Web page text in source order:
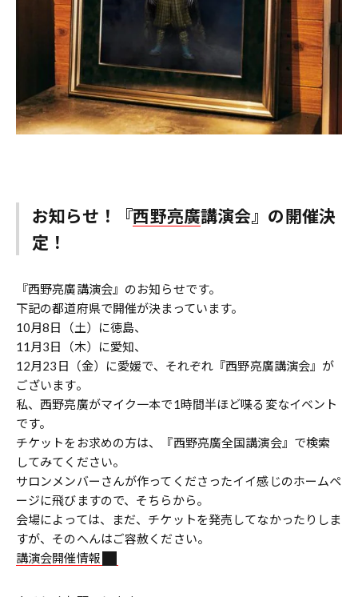
お知らせ！『西野亮廣講演会』の開催決
定！
『西野亮廣講演会』のお知らせです。
下記の都道府県で開催が決まっています。
10月8日（土）に徳島、
11月3日（木）に愛知、
12月23日（金）に愛媛で、それぞれ『西野亮廣講演会』が
ございます。
私、西野亮廣がマイク一本で1時間半ほど喋る変なイベント
です。
チケットをお求めの方は、『西野亮廣全国講演会』で検索
してみてください。
サロンメンバーさんが作ってくださったイイ感じのホームペ
ージに飛びますので、そちらから。
会場によっては、まだ、チケットを発売してなかったりしま
すが、そのへんはご容赦ください。
講演会開催情報